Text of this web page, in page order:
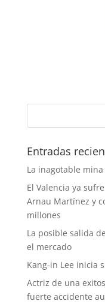
Entradas
La inagotable
El Valencia ya
Arnau Martínez y
millones
La posible salida
el mercado
Kang-in Lee inicia
Actriz de una
fuerte accidente